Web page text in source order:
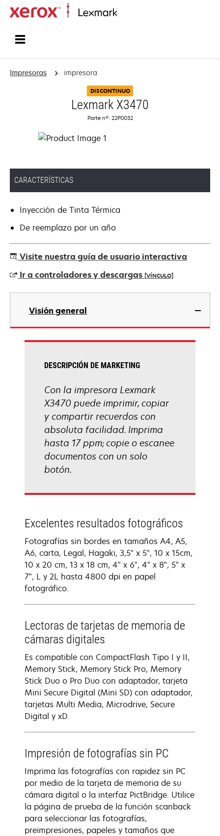
Impresoras impresora
DISCONTINUO
Lexmark X3470
Parte nº: 22P0032
CARACTERÍSTICAS
Inyección de Tinta Térmica
De reemplazo por un año
Visite nuestra guía de usuario interactiva
Ir a controladores y descargas [VÍNCULO]
se
una
pestaña
Visión general
DESCRIPCIÓN DE MARKETING
Con la impresora Lexmark
X3470 puede imprimir, copiar
y compartir recuerdos con
absoluta facilidad. Imprima
hasta 17 ppm; copie o escanee
documentos con un solo
botón.
Excelentes resultados fotográficos
Fotografías sin bordes en tamaños A4, A5,
A6, carta, Legal, Hagaki, 3,5" x 5", 10 x 15cm,
10 x 20 cm, 13 x 18 cm, 4" x 6", 4" x 8", 5" x
7", L y 2L hasta 4800 dpi en papel
fotográfico.
Lectoras de tarjetas de memoria de
cámaras digitales
Es compatible con CompactFlash Tipo I y II,
Memory Stick, Memory Stick Pro, Memory
Stick Duo o Pro Duo con adaptador, tarjeta
Mini Secure Digital (Mini SD) con adaptador,
tarjetas Multi Media, Microdrive, Secure
Digital y xD.
Impresión de fotografías sin PC
Imprima las fotografías con rapidez sin PC
por medio de la tarjeta de memoria de su
cámara digital o la interfaz PictBridge. Utilice
la página de prueba de la función scanback
para seleccionar las fotografías,
preimpresiones, papeles y tamaños que